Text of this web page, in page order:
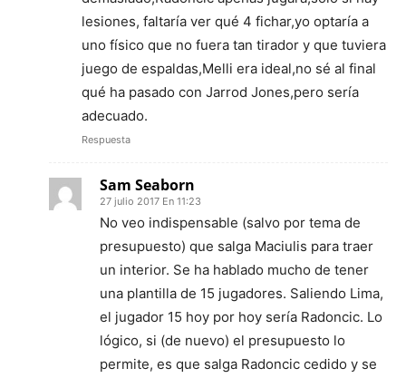
lesiones, faltaría ver qué 4 fichar,yo optaría a
uno físico que no fuera tan tirador y que tuviera
juego de espaldas,Melli era ideal,no sé al final
qué ha pasado con Jarrod Jones,pero sería
adecuado.
Respuesta
Sam Seaborn
27 julio 2017 En 11:23
No veo indispensable (salvo por tema de
presupuesto) que salga Maciulis para traer
un interior. Se ha hablado mucho de tener
una plantilla de 15 jugadores. Saliendo Lima,
el jugador 15 hoy por hoy sería Radoncic. Lo
lógico, si (de nuevo) el presupuesto lo
permite, es que salga Radoncic cedido y se